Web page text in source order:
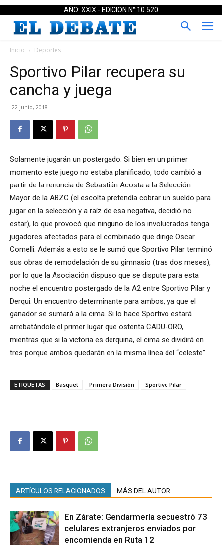
AÑO: XXIX - EDICION N°:10.520
Inicio Deportes
Sportivo Pilar recupera su
cancha y juega
22 junio, 2018
Solamente jugarán un postergado. Si bien en un primer
momento este juego no estaba planificado, todo cambió a
partir de la renuncia de Sebastián Acosta a la Selección
Mayor de la ABZC (el escolta pretendía cobrar un sueldo para
jugar en la selección y a raíz de esa negativa, decidió no
estar), lo que provocó que ninguno de los involucrados tenga
jugadores afectados para el combinado que dirige Oscar
Comelli. Además a esto se le sumó que Sportivo Pilar terminó
sus obras de remodelación de su gimnasio (tras dos meses),
por lo que la Asociación dispuso que se dispute para esta
noche el encuentro postergado de la A2 entre Sportivo Pilar y
Derqui. Un encuentro determinante para ambos, ya que el
ganador se sumará a la cima. Si lo hace Sportivo estará
arrebatándole el primer lugar que ostenta CADU-ORO,
mientras que si la victoria es derquina, el cima se dividirá en
tres porque ambos quedarán en la misma línea del “celeste”.
ETIQUETAS Basquet Primera División Sportivo Pilar
ARTÍCULOS RELACIONADOS MÁS DEL AUTOR
En Zárate: Gendarmería secuestró 73
celulares extranjeros enviados por
encomienda en Ruta 12